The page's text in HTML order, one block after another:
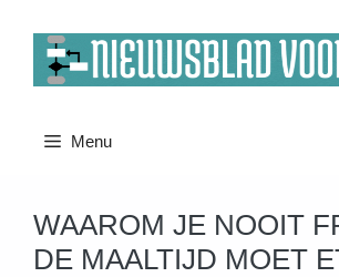
naar
Menu
WAAROM JE NOOIT
DE MAALTIJD MOET